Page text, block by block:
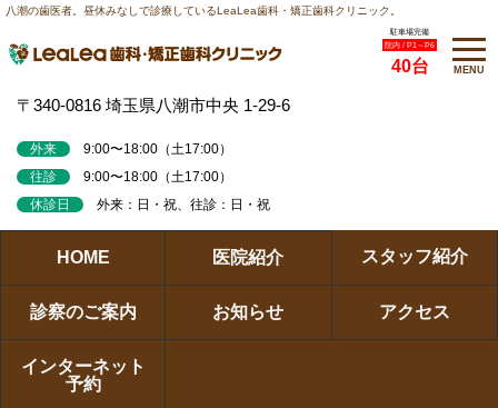
八潮の歯医者。昼休みなしで診療しているLeaLea歯科・矯正歯科クリニック。
〒340-0816 埼玉県八潮市中央 1-29-6
駐車場完備
院内 / P1～P6
40台 MENU
外来 9:00〜18:00（土17:00）
往診 9:00〜18:00（土17:00）
休診日 外来：日・祝、往診：日・祝
HOME 医院紹介 スタッフ紹介
診察のご案内 お知らせ アクセス
インターネット
予約